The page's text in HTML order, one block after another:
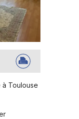
Toulouse